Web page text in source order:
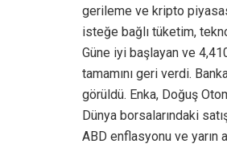
gerileme ve kripto
isteğe bağlı tüketim,
Güne iyi başlayan ve
tamamını geri verdi.
görüldü. Enka, Doğuş
Dünya borsalarındaki
ABD enflasyonu ve yarın